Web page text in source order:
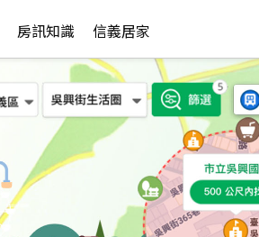
房訊知識 信義居家